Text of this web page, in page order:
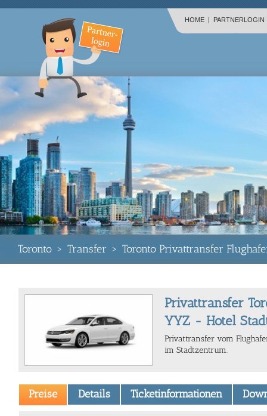
HOME | PARTNERLOGIN
Toronto > Transfer > Toronto Privattransfer
Privattransfer
YYZ - Hotel
Privattransfer vom
im Stadtzentrum.
Preise Details Ticketinformationen